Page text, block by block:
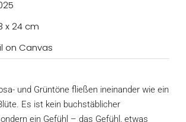
x 24 cm
on Canvas
und Grüntöne fließen ineinander wie ein
Es ist kein buchstäblicher
ein Gefühl – das Gefühl, etwas